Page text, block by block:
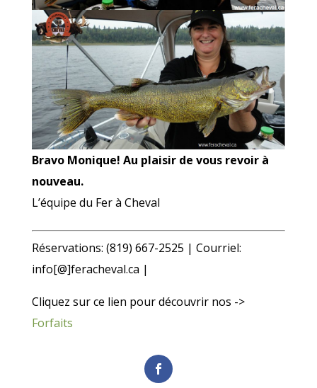
Bravo Monique! Au plaisir de vous revoir à
nouveau.
L’équipe du Fer à Cheval
Réservations: (819) 667-2525 | Courriel:
info[@]feracheval.ca |
Cliquez sur ce lien pour découvrir nos ->
Forfaits